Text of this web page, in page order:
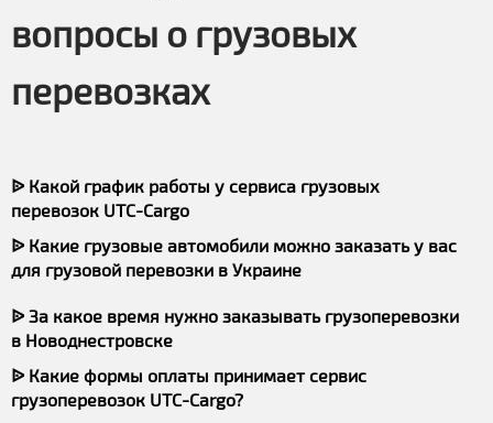
вопросы о грузовых
перевозках
ᐉ Какой график работы у сервиса грузовых
перевозок UTC-Cargo
ᐉ Какие грузовые автомобили можно заказать у вас
для грузовой перевозки в Украине
ᐉ За какое время нужно заказывать грузоперевозки
в Новоднестровске
ᐉ Какие формы оплаты принимает сервис
грузоперевозок UTC-Cargo?